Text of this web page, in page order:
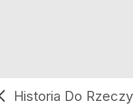
Historia Do Rzeczy